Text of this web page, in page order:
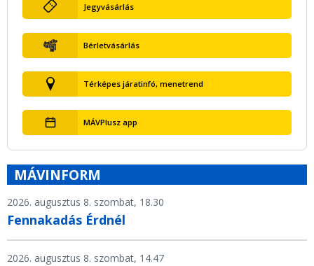
Jegyvásárlás
Bérletvásárlás
Térképes járatinfó, menetrend
MÁVPlusz app
MÁVINFORM
2026. augusztus 8. szombat, 18.30
Fennakadás Érdnél
2026. augusztus 8. szombat, 14.47